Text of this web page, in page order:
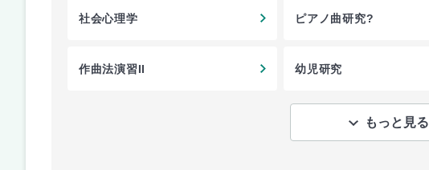
社会心理学 ピアノ曲研究?
作曲法演習II 幼児研究
もっと見る